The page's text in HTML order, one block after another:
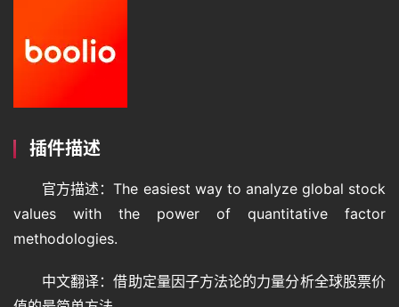
插件描述
官方描述：The easiest way to analyze global stock
values with the power of quantitative factor
methodologies.
中文翻译：借助定量因子方法论的力量分析全球股票价